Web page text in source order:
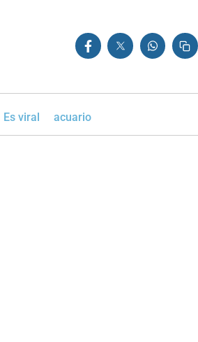
Es viral acuario